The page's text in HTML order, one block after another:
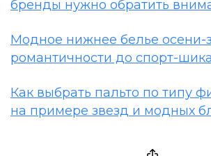
бренды нужно обратить
Модное нижнее белье осени-
романтичности до спорт-шика
Как выбрать пальто по типу
на примере звезд и модных